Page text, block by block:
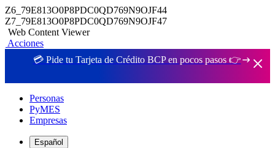
Z6_79E813O0P8PDC0QD769N9OJF44
Z7_79E813O0P8PDC0QD769N9OJF47
Web Content Viewer
Acciones
💳 Pide tu Tarjeta de Crédito BCP en pocos pasos 👉
Personas
PyMES
Empresas
Español